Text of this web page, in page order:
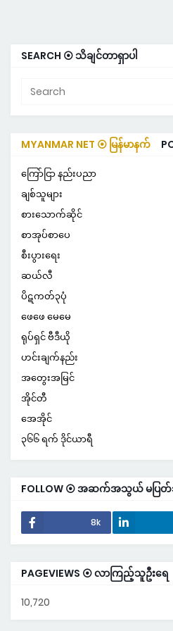
SEARCH ⦿ သိချင်တာရှာပါ
MYANMAR NET ⦿ မြန်မာနက်
ကြော်ငြာ နည်းပညာ
ချစ်သူများ
စားသောက်ဆိုင်
စာအုပ်စာပေ
စီးပွားရေး
ဆယ်လီ
ပိဋကတ်၃ပုံ
ဖေဖေ မေမေ
ရုပ်ရှင် ဗီဒီယို
ဟင်းချက်နည်း
အတွေးအမြင်
အိုင်တီ
အေအိုင်
၃၆၆ ရက် ဒိုင်ယာရီ
FOLLOW ⦿ အဆက်အသွယ် မပြ
8k
PAGEVIEWS ⦿ လာကြည့်သူဦးရေ
10,720